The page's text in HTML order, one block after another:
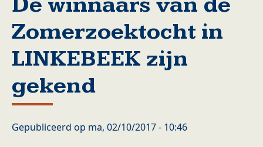
Zomerzoektocht in
LINKEBEEK zijn
gekend
Gepubliceerd op ma, 02/10/2017 - 10:46